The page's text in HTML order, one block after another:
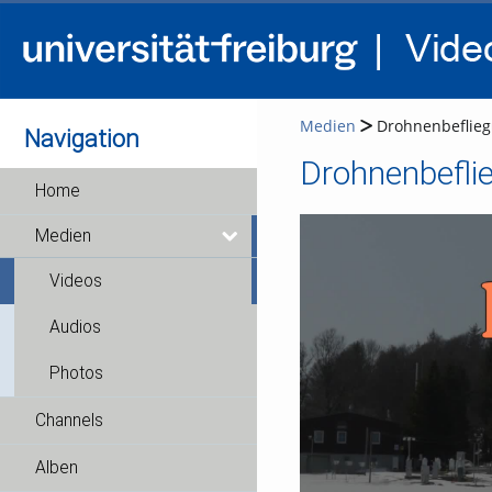
Navigation
Home
Medien
Videos
Audios
Photos
Channels
Alben
Medien